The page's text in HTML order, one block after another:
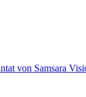
von Samsara